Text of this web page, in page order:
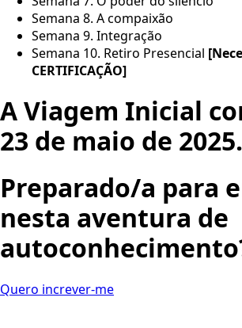
Semana 8. A compaixão
Semana 9. Integração
Semana 10. Retiro Presencial
CERTIFICAÇÃO]
A Viagem Inicial
23 de maio de 2025.
Preparado/a para
nesta aventura de
Quero increver-me